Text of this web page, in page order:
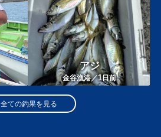
アジ
金谷漁港／1日前
全ての釣果を見る